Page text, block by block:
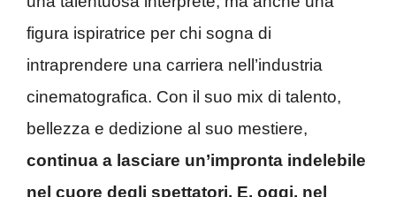
figura ispiratrice per chi sogna di
intraprendere una carriera nell’industria
cinematografica. Con il suo mix di talento,
bellezza e dedizione al suo mestiere,
continua a lasciare un’impronta indelebile
nel cuore degli spettatori. E, oggi, nel